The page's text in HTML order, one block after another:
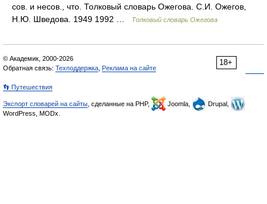
сов. и несов., что. Толковый словарь Ожегова. С.И. Ожегов,
Н.Ю. Шведова. 1949 1992 …
Толковый словарь Ожегова
18+
© Академик, 2000-2026
Обратная связь: Техподдержка Реклама на сайте
👣 Путешествия
Экспорт словарей на сайты , сделанные на PHP, Joomla,
Drupal,
WordPress, MODx.